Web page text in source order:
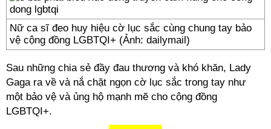
Nữ ca sĩ đeo huy hiệu cờ lục sắc cùng chung tay bảo
vệ cộng đồng LGBTQI+ (Ảnh: dailymail)
Sau những chia sẻ đầy đau thương và khó khăn, Lady
Gaga ra về và nắ chặt ngọn cờ lục sắc trong tay như
một bảo vệ và ủng hộ mạnh mẽ cho cộng đồng
LGBTQI+.